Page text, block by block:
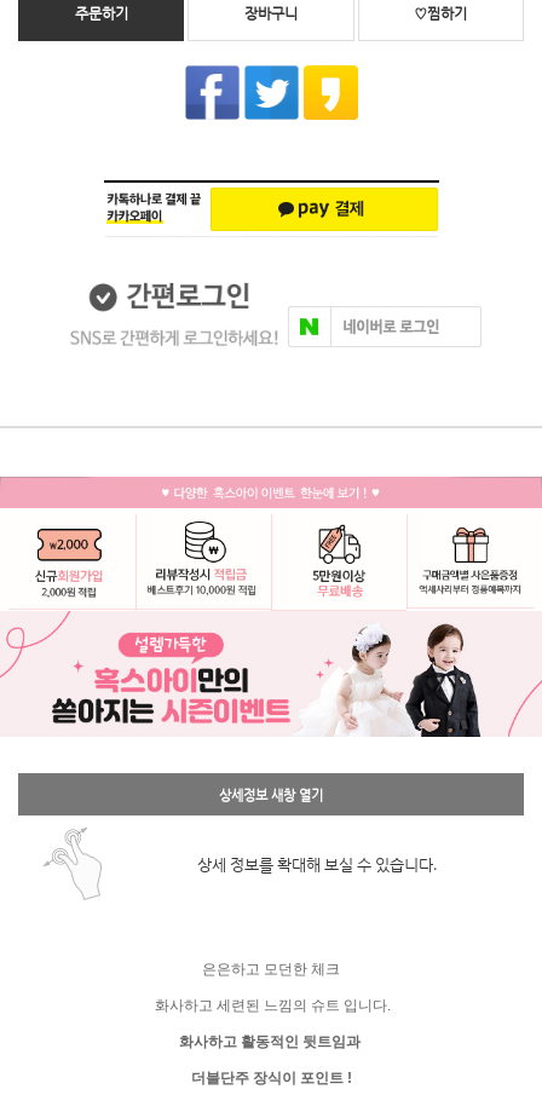
주문하기 장바구니 ♡찜하기
상세정보 새창 열기
상세 정보를 확대해 보실 수 있습니다.
은은하고 모던한 체크
화사하고 세련된 느낌의 슈트 입니다.
화사하고 활동적인 뒷트임과
더블단주 장식이 포인트 !